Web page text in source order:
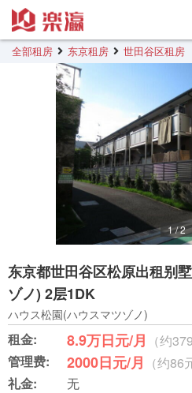
全部租房 东京租房 世田谷区租房
1/2
东京都世田谷区松原出租别
ゾノ) 2层1DK
ハウス松園(ハウスマツゾノ)
租金: 8.9万日元/月 （约
管理费:
2000日元/月 （约86
礼金:
无